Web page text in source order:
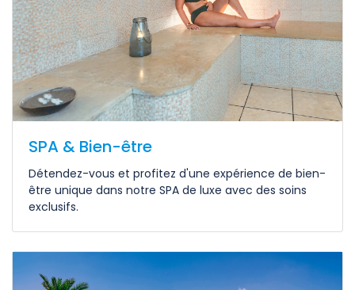
SPA & Bien-être
Détendez-vous et profitez d'une expérience de bien-
être unique dans notre SPA de luxe avec des soins
exclusifs.